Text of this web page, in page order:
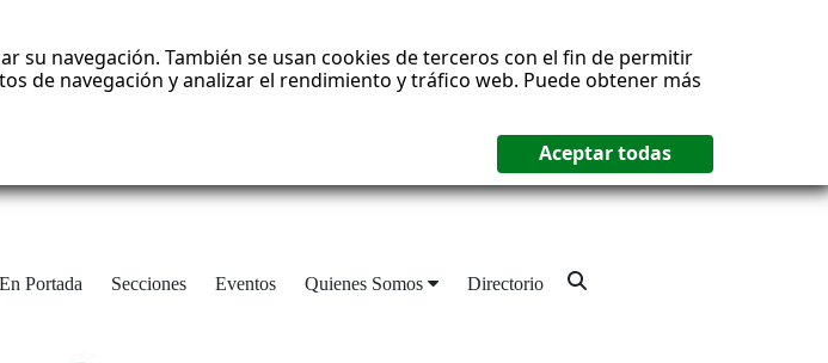
su navegación. También se usan cookies de terceros con el fin de permitir
de navegación y analizar el rendimiento y tráfico web. Puede obtener más
En Portada Secciones Eventos Quienes Somos Directorio